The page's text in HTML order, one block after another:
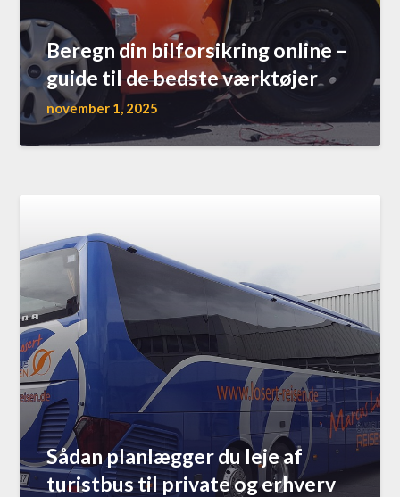
Beregn din bilforsikring online –
guide til de bedste værktøjer
november 1, 2025
Sådan planlægger du leje af
turistbus til private og erhverv